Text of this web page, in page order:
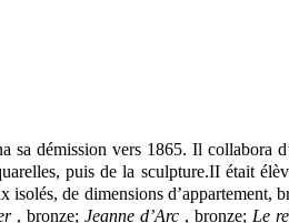
sa démission vers 1865. Il collabora
puis de la sculpture.II était
de dimensions d’appartement,
, bronze;Jeanne d’Arc , bronze; Le